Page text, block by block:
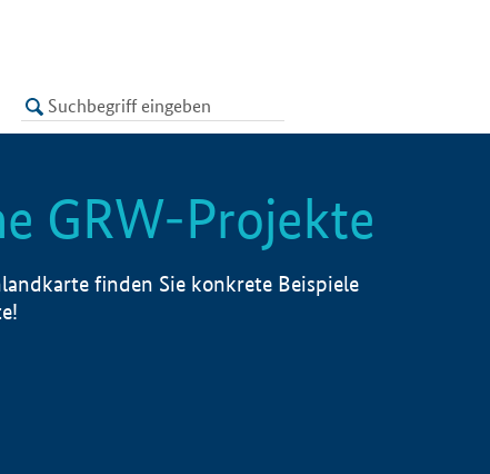
LISTE
GRW-Projekte
finden Sie konkrete Beispiele